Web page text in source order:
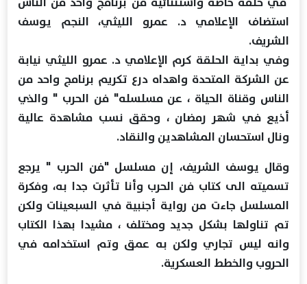
استضاف الإعلامي د. عمرو الليثي، النجم يوسف
الشريف.
وفي بداية الحلقة كرم الإعلامي د. عمرو الليثي نيابة
عن الشركة المتحدة واهداه درع تكريم برنامج واحد من
الناس وقناة الحياة ، عن مسلسله" فن الحرب " والذي
أذيع في شهر رمضان ، وحقق نسب مشاهدة عالية
ونال استحسان المشاهدين والنقاد.
وقال يوسف الشريف، إن مسلسل "فن الحرب " يرجع
تسميته الى كتاب فن الحرب وأنا تأثرت جدا به، وفكرة
المسلسل جاءت من رواية أجنبية في السبعينات ولكن
تم تناولها بشكل جديد ومختلف ، مشيدا بهذا الكتاب
وانه ليس تجاري ولكن به عمق وتم استخدامه في
الحروب والخطط العسكرية.